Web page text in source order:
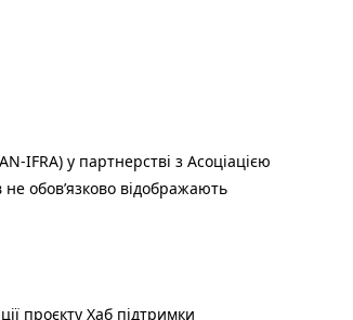
IFRA) у партнерстві з Асоціацією
обов’язково відображають
проєкту Хаб підтримки